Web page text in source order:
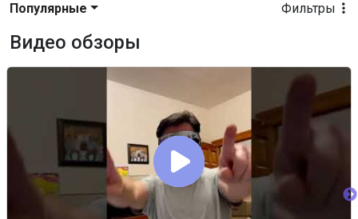
Фильтры
Популярные
Видео обзоры